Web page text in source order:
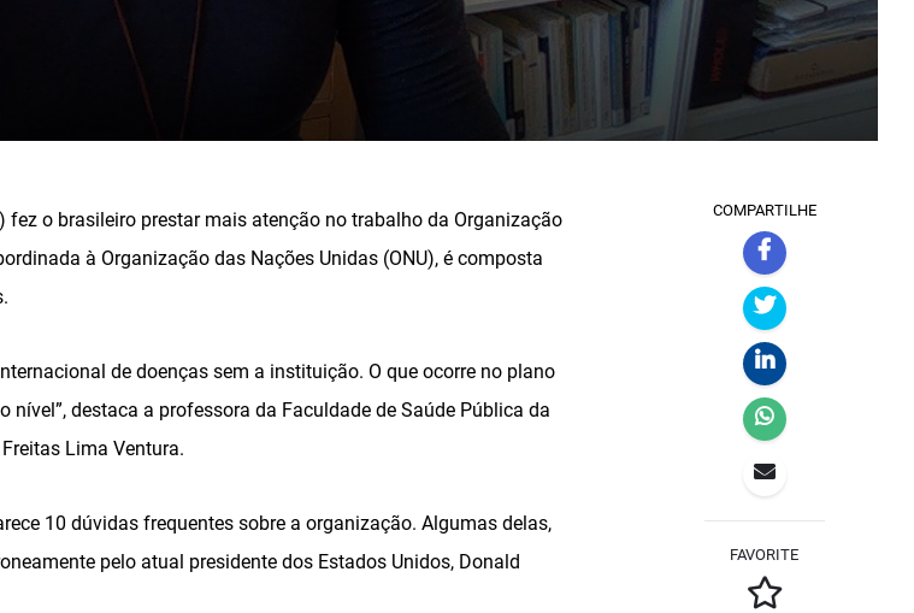
o brasileiro prestar mais atenção no trabalho da Organização
à Organização das Nações Unidas (ONU), é composta
de doenças sem a instituição. O que ocorre no plano
nível”, destaca a professora da Faculdade de Saúde Pública da
Lima Ventura.
10 dúvidas frequentes sobre a organização. Algumas delas,
pelo atual presidente dos Estados Unidos, Donald
COMPARTILHE
FAVORITE